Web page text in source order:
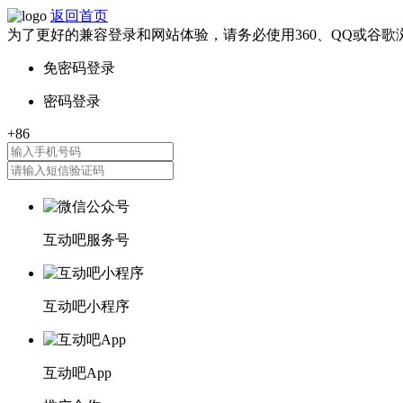
返回首页
为了更好的兼容登录和网站体验，请务必使用360、QQ或谷歌
互动吧服务号
互动吧小程序
互动吧App